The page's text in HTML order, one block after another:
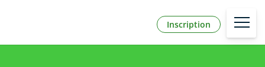
Inscription